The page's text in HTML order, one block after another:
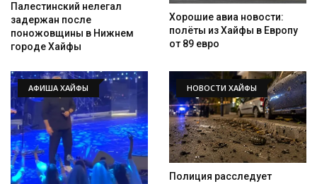
Палестинский нелегал
задержан после
поножовщины в Нижнем
городе Хайфы
Хорошие авиа новости:
полёты из Хайфы в Европу
от 89 евро
АФИША ХАЙФЫ НОВОСТИ ХАЙФЫ
Полиция расследует